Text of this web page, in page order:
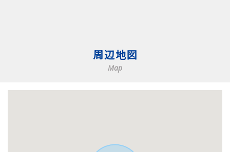
周辺地図
Map